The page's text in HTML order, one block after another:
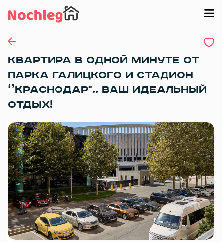
КВAРТИPA В ОДНОЙ МИНУТЕ ОТ
ПАPКА ГАЛИЦКОГО И СТАДИOН
‘’КРАCНOДAP".. BАШ ИДЕАЛЬНЫЙ
ОТДЫХ!